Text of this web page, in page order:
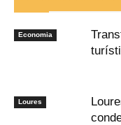
Economia
Loures